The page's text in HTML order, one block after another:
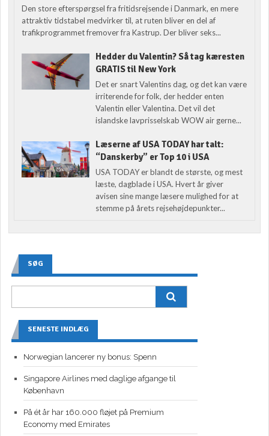
Den store efterspørgsel fra fritidsrejsende i Danmark, en mere
attraktiv tidstabel medvirker til, at ruten bliver en del af
trafikprogrammet fremover fra Kastrup. Der bliver seks...
Hedder du Valentin? Så tag kæresten
GRATIS til New York
Det er snart Valentins dag, og det kan være
irriterende for folk, der hedder enten
Valentin eller Valentina. Det vil det
islandske lavprisselskab WOW air gerne...
Læserne af USA TODAY har talt:
“Danskerby” er Top 10 i USA
USA TODAY er blandt de største, og mest
læste, dagblade i USA. Hvert år giver
avisen sine mange læsere mulighed for at
stemme på årets rejsehøjdepunkter...
SØG
SENESTE INDLÆG
Norwegian lancerer ny bonus: Spenn
Singapore Airlines med daglige afgange til
København
På ét år har 160.000 fløjet på Premium
Economy med Emirates